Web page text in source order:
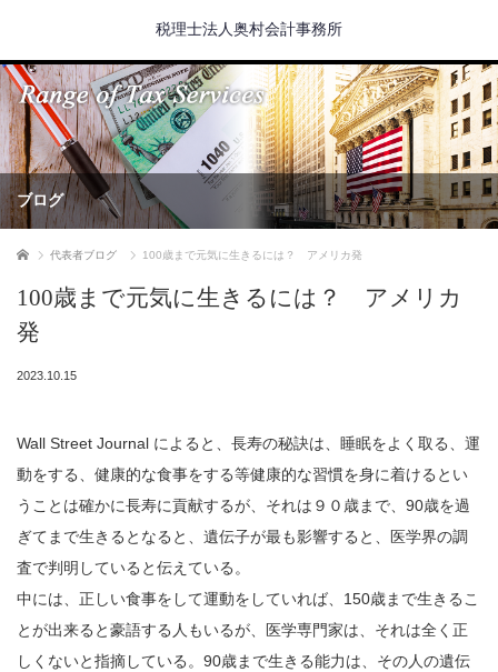
税理士法人奥村会計事務所
ブログ
ホーム 代表者ブログ 100歳まで元気に生きるには？ アメリカ発
100歳まで元気に生きるには？ アメリカ
発
2023.10.15
Wall Street Journal によると、長寿の秘訣は、睡眠をよく取る、運
動をする、健康的な食事をする等健康的な習慣を身に着けるとい
うことは確かに長寿に貢献するが、それは９０歳まで、90歳を過
ぎてまで生きるとなると、遺伝子が最も影響すると、医学界の調
査で判明していると伝えている。
中には、正しい食事をして運動をしていれば、150歳まで生きるこ
とが出来ると豪語する人もいるが、医学専門家は、それは全く正
しくないと指摘している。90歳まで生きる能力は、その人の遺伝